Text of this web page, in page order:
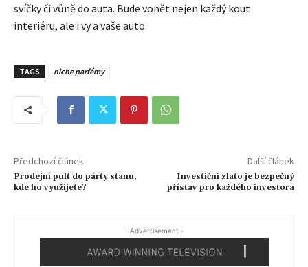
svíčky či vůně do auta. Bude vonět nejen každý kout
interiéru, ale i vy a vaše auto.
TAGS niche parfémy
Předchozí článek
Prodejní pult do párty stanu,
kde ho využijete?
Další článek
Investiční zlato je bezpečný
přístav pro každého investora
- Advertisement -